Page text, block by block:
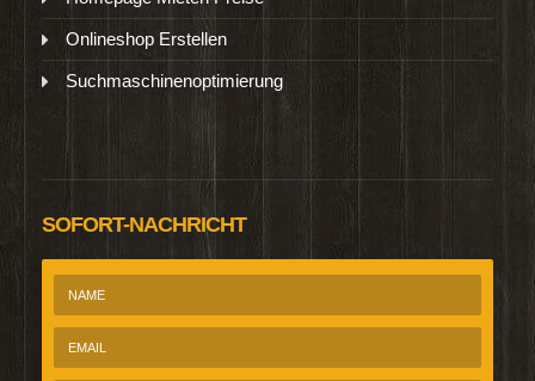
Onlineshop Erstellen
Suchmaschinenoptimierung
SOFORT-NACHRICHT